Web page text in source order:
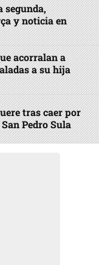
segunda,
y noticia en
acorralan a
a su hija
tras caer por
Pedro Sula